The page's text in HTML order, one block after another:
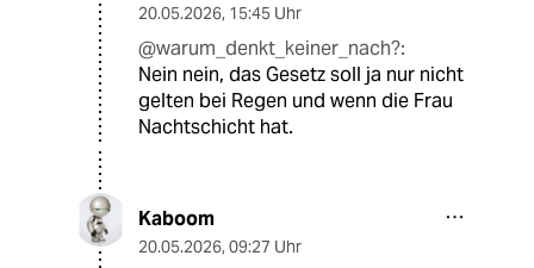
20.05.2026, 15:45 Uhr
@warum_denkt_keiner_nach?:
Nein nein, das Gesetz soll ja nur nicht
gelten bei Regen und wenn die Frau
Nachtschicht hat.
Kaboom
20.05.2026, 09:27 Uhr